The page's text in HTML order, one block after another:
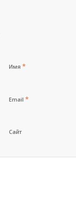
Имя *
Email *
Сайт